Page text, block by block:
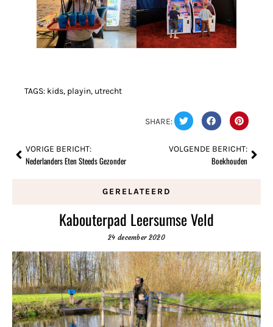
TAGS: kids, playin, utrecht
SHARE:
VORIGE BERICHT:
Nederlanders Eten Steeds Gezonder
VOLGENDE BERICHT:
Boekhouden
GERELATEERD
Kabouterpad Leersumse Veld
24 december 2020